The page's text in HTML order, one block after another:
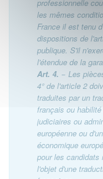
professionnelle
les mêmes
France il est tenu
dispositions de
publique. S'il
l'étendue de la
Art. 4. − Les
4° de l'article 2
traduites par un
français ou
judiciaires ou
européenne ou
économique
pour les
l'objet d'une